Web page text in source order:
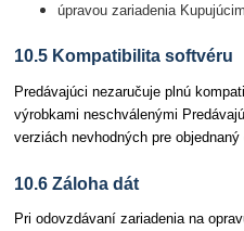
úpravou zariadenia
10.5 Kompatibilita softvéru
Predávajúci nezaručuje plnú
výrobkami neschválenými
verziách nevhodných pre
10.6 Záloha dát
Pri odovzdávaní zariadenia na